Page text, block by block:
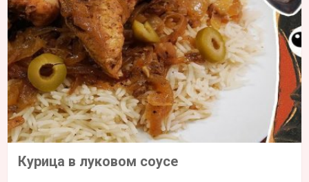
Курица в луковом соусе